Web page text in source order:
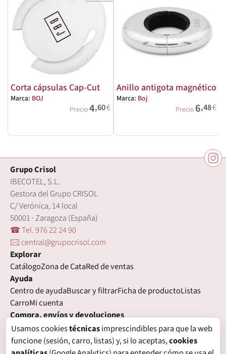
Corta cápsulas Cap-Cut
Marca: BOJ
Precio4,60€
Anillo antigota magnético
Marca: Boj
Precio 6,48€
Grupo Crisol
IBECOTEL, S.L.
Gestora del Grupo CRISOL
C/ Verónica, 14 local
50001 · Zaragoza (España)
☎ Tel. 976 22 24 90
🖂 central@grupocrisol.com
Explorar
CatálogoZona de CataRed de ventas
Ayuda
Centro de ayudaBuscar y filtrarFicha de productoListas
CarroMi cuenta
Compra, envíos y devoluciones
Condiciones de compraFormas de pagoGastos de envío
Plazos de entregaDevolucionesGarantía
Legal
Usamos cookiestécnicasimprescindibles para que la web
funcione (sesión, carro, listas) y, si lo aceptas,cookies